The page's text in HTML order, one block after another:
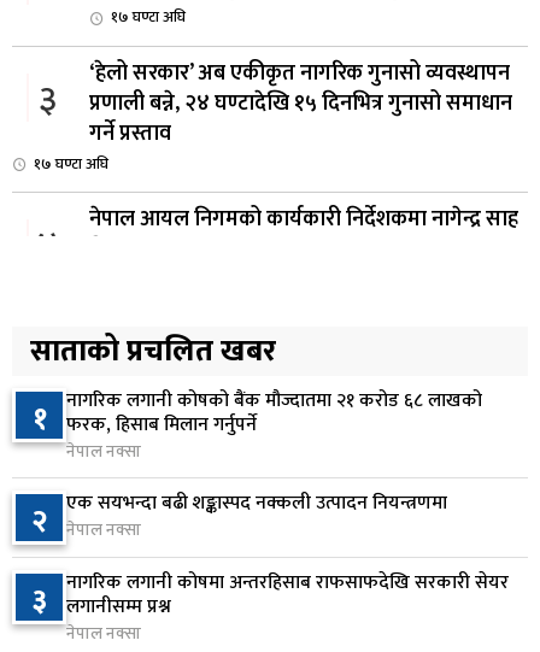
१७ घण्टा अघि
३
‘हेलो सरकार’ अब एकीकृत नागरिक गुनासो व्यवस्थापन
प्रणाली बन्ने, २४ घण्टादेखि १५ दिनभित्र गुनासो समाधान
गर्ने प्रस्ताव
१७ घण्टा अघि
४
नेपाल आयल निगमको कार्यकारी निर्देशकमा नागेन्द्र साह
५
अनलाइन सेवा विस्तारलाई प्राथमिकता दिँदै त्रिभुवन
विश्वविद्यालयले नयाँ नीति तथा कार्यक्रम ल्याउने
१९ घण्टा अघि
६
सरकारद्वारा राष्ट्रसेवक कर्मचारीको नयाँ तलबमान
स्वीकृत, न्यूनतम तलब २८ हजार ९८४ रुपैयाँ
२0 घण्टा अघि
७
सिद्धबाबा सुरुङ निर्माणमा ३ अर्ब १ करोड खर्च, २०८३
फागुनको समयसीमा
१ दिन अघि
साताको प्रचलित खबर
१ नागरिक लगानी कोषको बैंक मौज्दातमा २१ करोड ६८ लाखको
फरक, हिसाब मिलान गर्नुपर्ने
नेपाल नक्सा
२ एक सयभन्दा बढी शङ्कास्पद नक्कली उत्पादन नियन्त्रणमा
नेपाल नक्सा
३ नागरिक लगानी कोषमा अन्तरहिसाब राफसाफदेखि सरकारी सेयर
लगानीसम्म प्रश्न
नेपाल नक्सा